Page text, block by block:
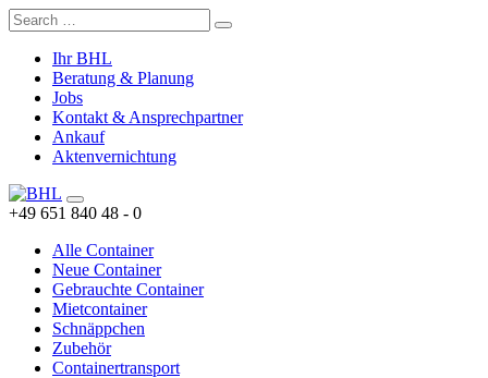
Ihr BHL
Beratung & Planung
Jobs
Kontakt & Ansprechpartner
Ankauf
Aktenvernichtung
+49 651 840 48 - 0
Alle Container
Neue Container
Gebrauchte Container
Mietcontainer
Schnäppchen
Zubehör
Containertransport